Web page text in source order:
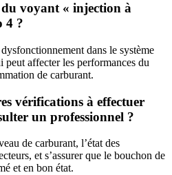
voyant « injection à
4 ?
dans le système
peut affecter les performances du
de carburant.
vérifications à effectuer
un professionnel ?
de carburant, l’état des
et s’assurer que le bouchon de
et en bon état.